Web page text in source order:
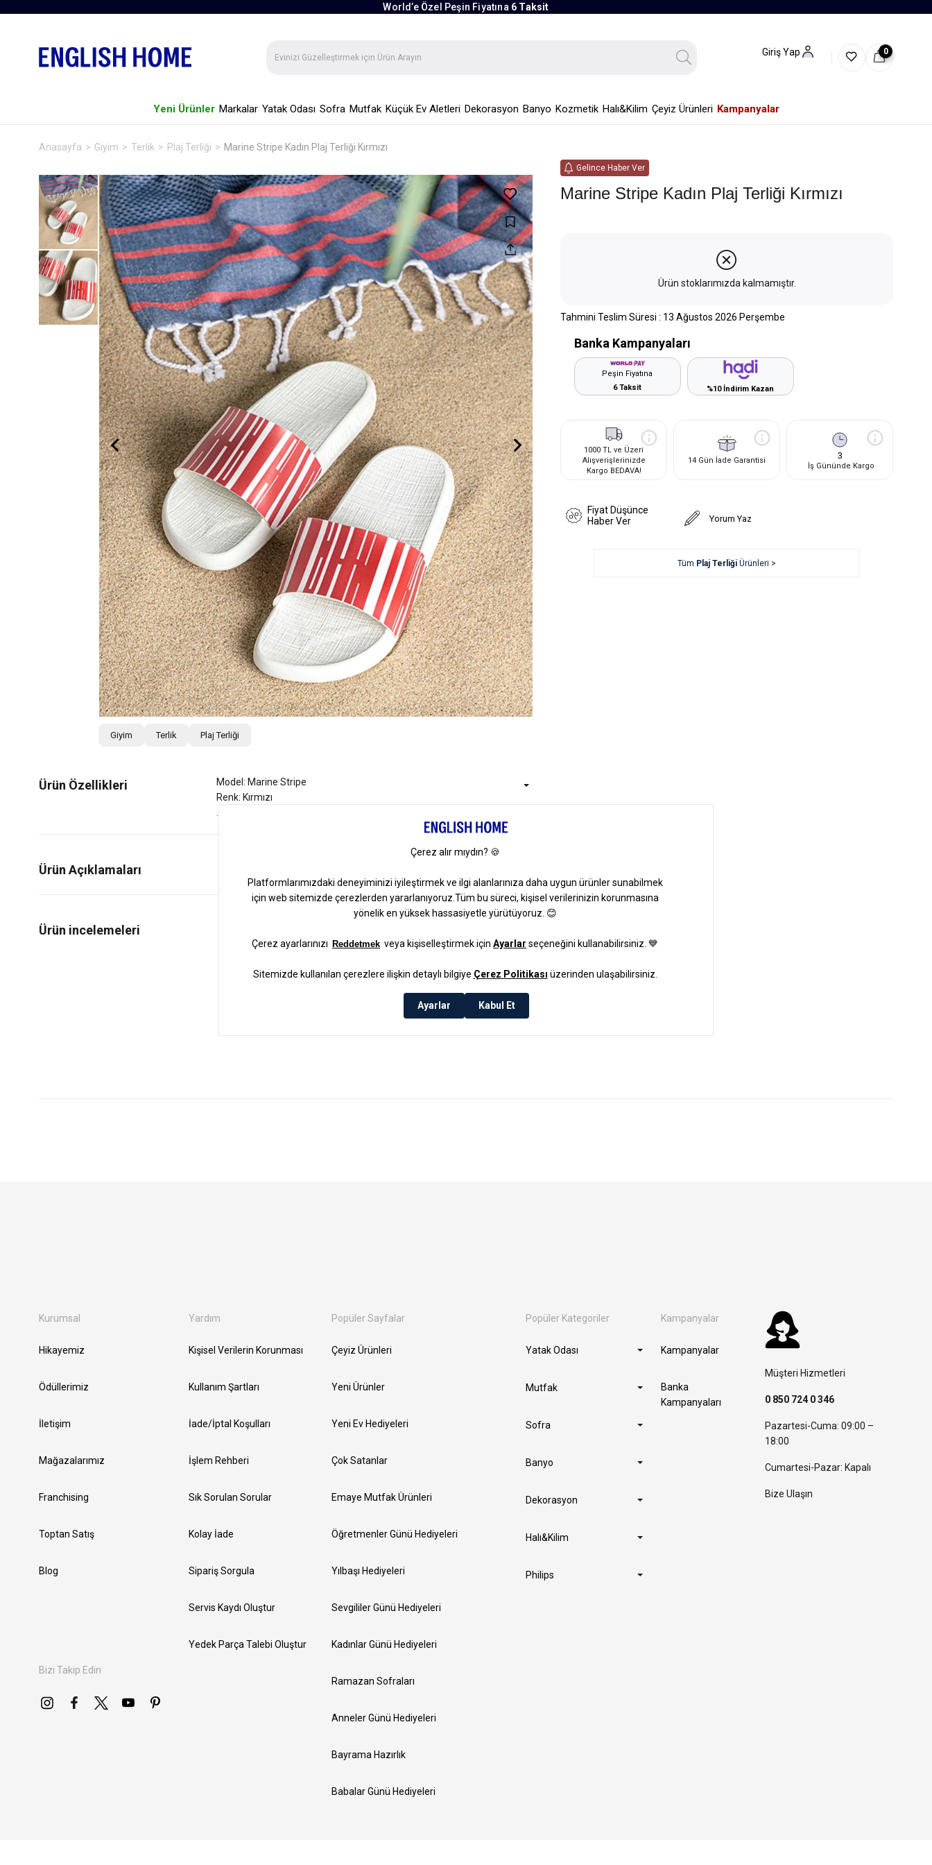
World’e Özel Peşin Fiyatına 6 Taksit
Giriş Yap 0
Yeni Ürünler Markalar Yatak Odası Sofra Mutfak Küçük Ev Aletleri Dekorasyon Banyo Kozmetik Halı&Kilim Çeyiz Ürünleri Kampanyalar
Anasayfa Giyim Terlik Plaj Terliği Marine Stripe Kadın Plaj Terliği Kırmızı
Giyim Terlik Plaj Terliği
Ürün Özellikleri
Model: Marine Stripe
Renk: Kırmızı
Ürün Açıklamaları
Gelince Haber Ver
Marine Stripe Kadın Plaj Terliği Kırmızı
Ürün stoklarımızda kalmamıştır.
Tahmini Teslim Süresi : 13 Ağustos 2026 Perşembe
Banka Kampanyaları
Peşin Fiyatına
6 Taksit
%10 İndirim Kazan
1000 TL ve Üzeri
Alışverişlerinizde
Kargo BEDAVA!
14 Gün İade Garantisi 3
İş Gününde Kargo
Fiyat Düşünce
Haber Ver
Yorum Yaz
Tüm Plaj Terliği Ürünleri >
Kurumsal
Hikayemiz
Ödüllerimiz
İletişim
Mağazalarımız
Franchising
Toptan Satış
Blog
Bizi Takip Edin
Yardım
Kişisel Verilerin Korunması
Kullanım Şartları
İade/İptal Koşulları
İşlem Rehberi
Sık Sorulan Sorular
Kolay İade
Sipariş Sorgula
Servis Kaydı Oluştur
Yedek Parça Talebi Oluştur
Popüler Sayfalar
Çeyiz Ürünleri
Yeni Ürünler
Yeni Ev Hediyeleri
Çok Satanlar
Emaye Mutfak Ürünleri
Öğretmenler Günü Hediyeleri
Yılbaşı Hediyeleri
Sevgililer Günü Hediyeleri
Kadınlar Günü Hediyeleri
Ramazan Sofraları
Anneler Günü Hediyeleri
Bayrama Hazırlık
Babalar Günü Hediyeleri
Popüler Kategoriler
Yatak Odası
Mutfak
Sofra
Banyo
Dekorasyon
Halı&Kilim
Philips
Kampanyalar
Kampanyalar
Banka
Kampanyaları
Müşteri Hizmetleri
0 850 724 0 346
Pazartesi-Cuma: 09:00 –
18:00
Cumartesi-Pazar: Kapalı
Bize Ulaşın